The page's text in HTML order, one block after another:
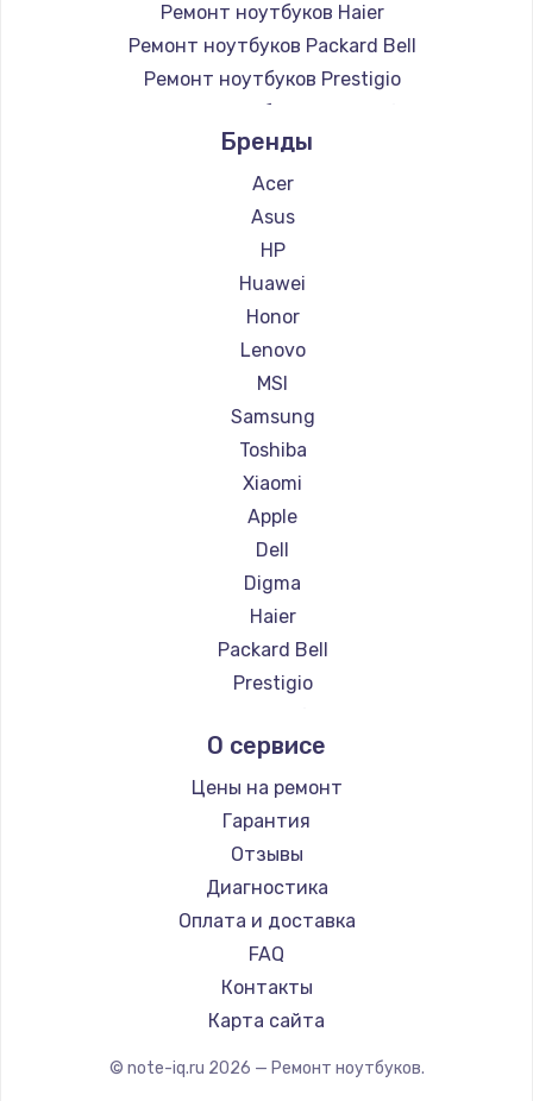
Ремонт ноутбуков Haier
Ремонт ноутбуков Packard Bell
Ремонт ноутбуков Prestigio
Ремонт ноутбуков Microsoft
Ремонт ноутбуков Alienware
Ремонт ноутбуков Aquarius
Ремонт ноутбуков Gigabyte
Ремонт ноутбуков Aorus
Ремонт ноутбуков Maibenben
Ремонт ноутбуков Getac
Ремонт ноутбуков Epson
Ремонт ноутбуков Philips
Ремонт ноутбуков LG
Ремонт ноутбуков Panasonic
Ремонт ноутбуков Irbis
Ремонт ноутбуков Thunderobot
Ремонт ноутбуков Hasee
Ремонт ноутбуков ZTE
Ремонт ноутбуков Hiper
Ремонт ноутбуков Evga
Ремонт ноутбуков Google
Ремонт ноутбуков Predator
Ремонт ноутбуков iru
Ремонт ноутбуков Machenike
Ремонт ноутбуков DEXP
Ремонт ноутбуков Teclast
Ремонт ноутбуков CHUWI
Ремонт ноутбуков Colorful
Бренды
Acer
Asus
HP
Huawei
Honor
Lenovo
MSI
Samsung
Toshiba
Xiaomi
Apple
Dell
Digma
Haier
Packard Bell
Prestigio
Alienware
Aquarius
Gigabyte
Aorus
Maibenben
Getac
Epson
Philips
LG
О сервисе
Цены на ремонт
Гарантия
Отзывы
Диагностика
Оплата и доставка
FAQ
Контакты
Карта сайта
© note-iq.ru 2026 — Ремонт ноутбуков.